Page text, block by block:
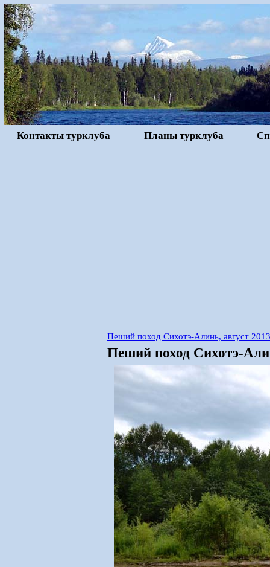
Контакты турклуба Планы турклуба
Пеший поход Сихотэ-Алинь, август
Пеший поход Сихотэ-